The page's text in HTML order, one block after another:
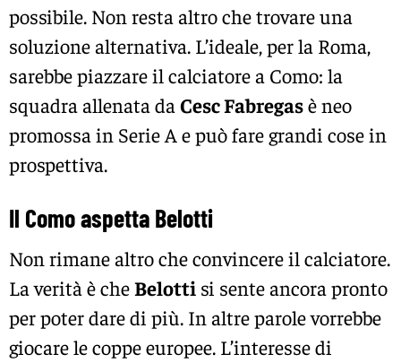
possibile. Non resta altro che trovare una
soluzione alternativa. L’ideale, per la Roma,
sarebbe piazzare il calciatore a Como: la
squadra allenata da Cesc Fabregasè neo
promossa in Serie A e può fare grandi cose in
prospettiva.
Il Como aspetta Belotti
Non rimane altro che convincere il calciatore.
La verità è cheBelotti si sente ancora pronto
per poter dare di più. In altre parole vorrebbe
giocare le coppe europee. L’interesse di